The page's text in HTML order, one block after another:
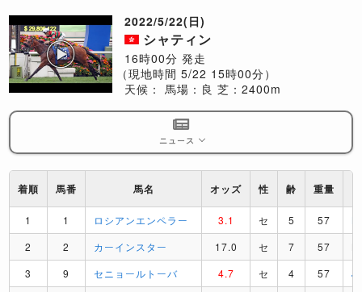
2022/5/22(日)
シャティン
16時00分 発走
（現地時間 5/22 15時00分）
天候： 馬場：良 芝：2400m
ニュース
着順 馬番 馬名 オッズ 性 齢 重量
1 1 ロシアンエンペラー 3.1 セ 5 57
2
2 カーインスター 17.0 セ 7 57
3
9 セニョールトーバ 4.7 セ 4 57 J